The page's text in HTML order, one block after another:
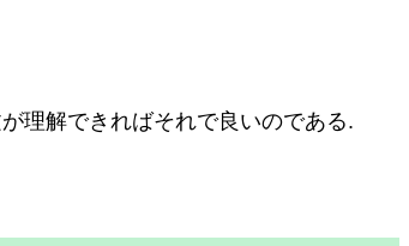
理解できればそれで良いのである.